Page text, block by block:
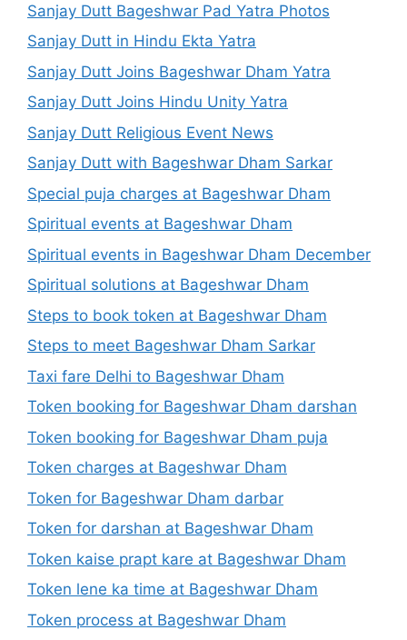
Sanjay Dutt Bageshwar Pad Yatra Photos
Sanjay Dutt in Hindu Ekta Yatra
Sanjay Dutt Joins Bageshwar Dham Yatra
Sanjay Dutt Joins Hindu Unity Yatra
Sanjay Dutt Religious Event News
Sanjay Dutt with Bageshwar Dham Sarkar
Special puja charges at Bageshwar Dham
Spiritual events at Bageshwar Dham
Spiritual events in Bageshwar Dham December
Spiritual solutions at Bageshwar Dham
Steps to book token at Bageshwar Dham
Steps to meet Bageshwar Dham Sarkar
Taxi fare Delhi to Bageshwar Dham
Token booking for Bageshwar Dham darshan
Token booking for Bageshwar Dham puja
Token charges at Bageshwar Dham
Token for Bageshwar Dham darbar
Token for darshan at Bageshwar Dham
Token kaise prapt kare at Bageshwar Dham
Token lene ka time at Bageshwar Dham
Token process at Bageshwar Dham